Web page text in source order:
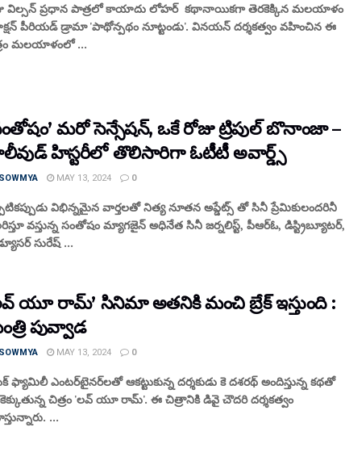
విల్సన్ ప్రధాన పాత్రలో కాయాదు లోహర్ కథానాయికగా తెరకెక్కిన మలయాళం
పీరియడ్ డ్రామా 'పాథోన్పథం నూట్టండు'. వినయన్ దర్శకత్వం వహించిన ఈ
మలయాళంలో ...
మరో సెన్సేషన్, ఒకే రోజు ట్రిపుల్ బొనాంజా –
హిస్టరీలో తొలిసారిగా ఓటీటీ అవార్డ్స్
SOWMYA MAY 13, 2024 0
విభిన్నమైన వార్తలతో నిత్య నూతన అప్డేట్స్ తో సినీ ప్రేమికులందరినీ
వస్తున్న సంతోషం మ్యాగజైన్ అధినేత సినీ జర్నలిస్ట్, పీఆర్ఓ, డిస్ట్రిబ్యూటర్,
సురేష్ ...
యూ రామ్’ సినిమా అతనికి మంచి బ్రేక్ ఇస్తుంది :
పువ్వాడ
SOWMYA MAY 13, 2024 0
ఫ్యామిలీ ఎంటర్‌టైనర్‌లతో ఆకట్టుకున్న దర్శకుడు కె దశరథ్ అందిస్తున్న కథతో
చిత్రం 'లవ్ యూ రామ్'. ఈ చిత్రానికి డివై చౌదరి దర్శకత్వం
...